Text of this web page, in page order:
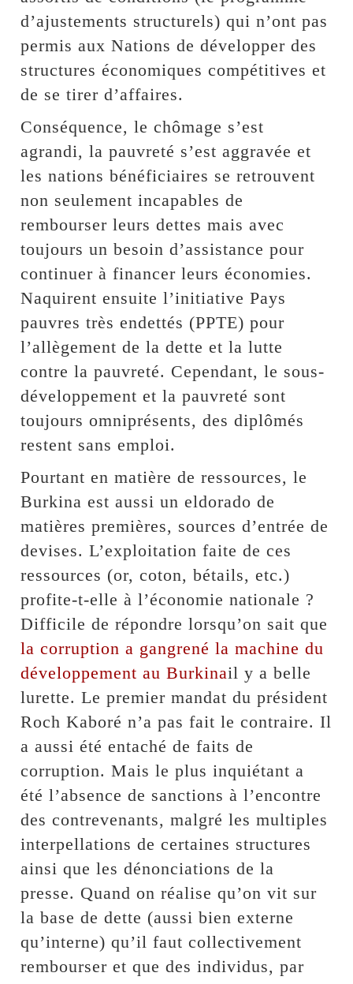
d’ajustements structurels) qui n’ont pas
permis aux Nations de développer des
structures économiques compétitives et
de se tirer d’affaires.
Conséquence, le chômage s’est
agrandi, la pauvreté s’est aggravée et
les nations bénéficiaires se retrouvent
non seulement incapables de
rembourser leurs dettes mais avec
toujours un besoin d’assistance pour
continuer à financer leurs économies.
Naquirent ensuite l’initiative Pays
pauvres très endettés (PPTE) pour
l’allègement de la dette et la lutte
contre la pauvreté. Cependant, le sous-
développement et la pauvreté sont
toujours omniprésents, des diplômés
restent sans emploi.
Pourtant en matière de ressources, le
Burkina est aussi un eldorado de
matières premières, sources d’entrée de
devises. L’exploitation faite de ces
ressources (or, coton, bétails, etc.)
profite-t-elle à l’économie nationale ?
Difficile de répondre lorsqu’on sait que
la corruption a gangrené la machine du
développement au Burkinail y a belle
lurette. Le premier mandat du président
Roch Kaboré n’a pas fait le contraire. Il
a aussi été entaché de faits de
corruption. Mais le plus inquiétant a
été l’absence de sanctions à l’encontre
des contrevenants, malgré les multiples
interpellations de certaines structures
ainsi que les dénonciations de la
presse. Quand on réalise qu’on vit sur
la base de dette (aussi bien externe
qu’interne) qu’il faut collectivement
rembourser et que des individus, par